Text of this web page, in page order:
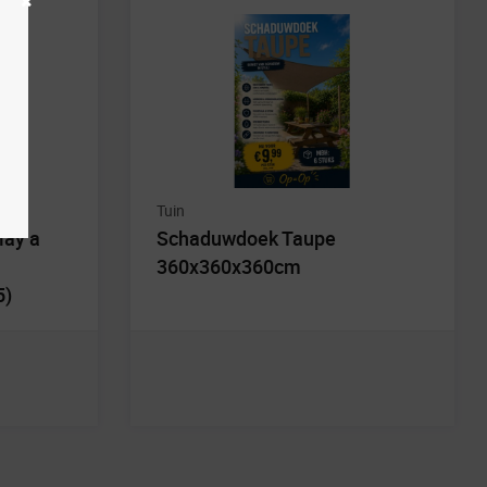
a
Tuin
Schaduwdoek Taupe
360x360x360cm